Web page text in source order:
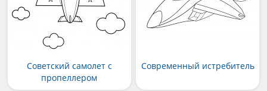
Советский самолет с
пропеллером
Современный истребитель